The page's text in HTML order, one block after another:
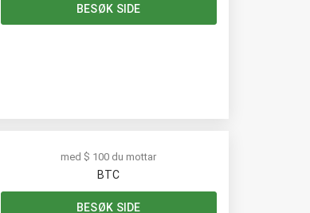
BESØK SIDE
med $ 100 du mottar
BTC
BESØK SIDE